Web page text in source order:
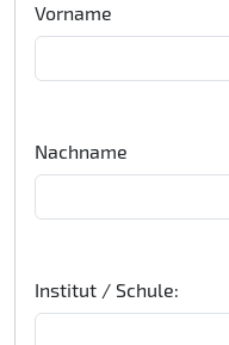
Vorname
Nachname
Institut / Schule: